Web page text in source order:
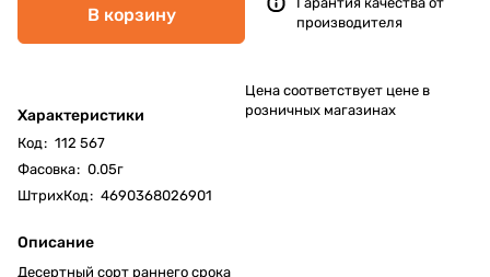
В корзину
Характеристики
Код: 112 567
Фасовка: 0.05г
ШтрихКод: 4690368026901
Описание
Десертный сорт раннего срока
производителя
Цена соответствует цене в
розничных магазинах